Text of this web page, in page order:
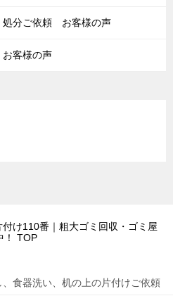
処分ご依頼 お客様の声
客様の声
付け110番｜粗大ゴミ回収・ゴミ屋
TOP
食器洗い、机の上の片付けご依頼